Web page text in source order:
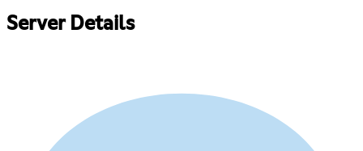
Server Details